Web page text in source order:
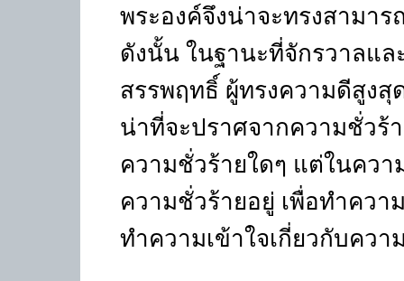
พระองค์จึงน่าจะทรงสามา
ดังนั้น ในฐานะที่จักรวาลแล
สรรพฤทธิ์ ผู้ทรงความดีสูง
น่าที่จะปราศจากความชั่วร้
ความชั่วร้ายใดๆ แต่ในคว
ความชั่วร้ายอยู่ เพื่อทำคว
ทำความเข้าใจเกี่ยวกับคว